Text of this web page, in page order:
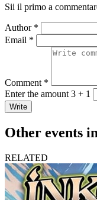
Sii il primo a
Author *
Email *
Comment *
Enter the amount 3 + 1
Write
Other events
RELATED